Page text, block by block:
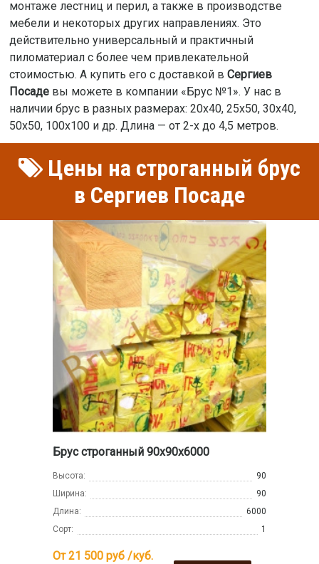
монтаже лестниц и перил, а также в производстве
мебели и некоторых других направлениях. Это
действительно универсальный и практичный
пиломатериал с более чем привлекательной
стоимостью. А купить его с доставкой в Сергиев
Посадевы можете в компании «Брус №1». У нас в
наличии брус в разных размерах: 20х40, 25х50, 30х40,
50х50, 100х100 и др. Длина — от 2-х до 4,5 метров.
Цены на строганный брус
в Сергиев Посаде
Брус строганный 90х90х6000
Высота:
90
Ширина:
90
Длина:
6000
Сорт:
1
От 21 500 руб /куб.